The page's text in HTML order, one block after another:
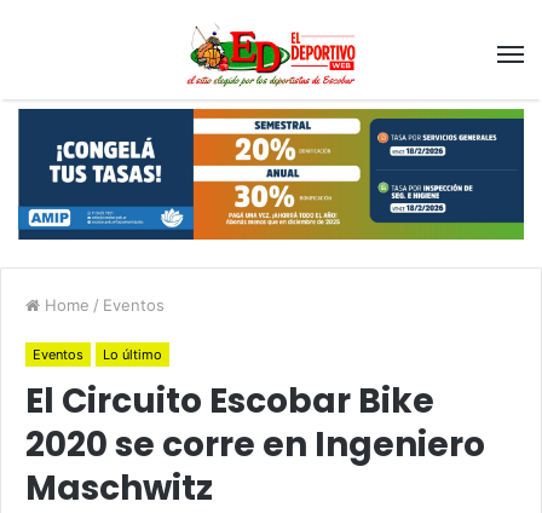
Home / Eventos
Eventos Lo último
El Circuito Escobar Bike
2020 se corre en Ingeniero
Maschwitz